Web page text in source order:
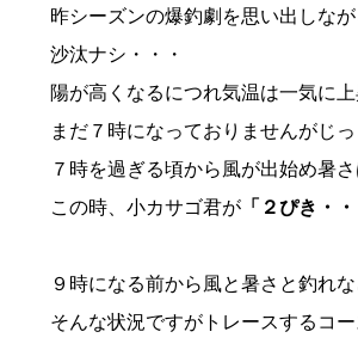
昨シーズンの爆釣劇を思い出しな
沙汰ナシ・・・
陽が高くなるにつれ気温は一気に上
まだ７時になっておりませんがじ
７時を過ぎる頃から風が出始め暑
この時、小カサゴ君が 「２ぴき・・
９時になる前から風と暑さと釣れ
そんな状況ですがトレースするコ